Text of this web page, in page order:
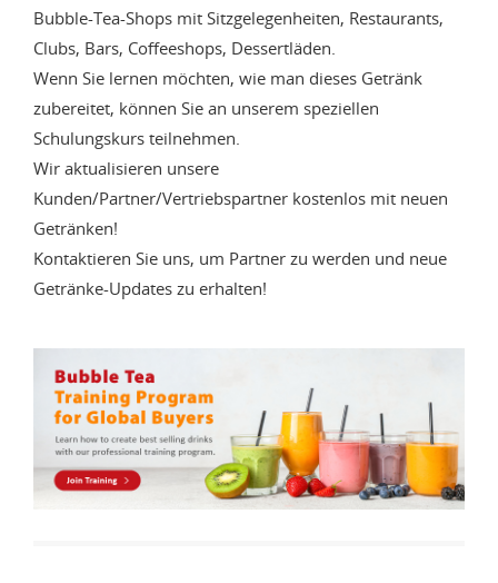
Bubble-Tea-Shops mit Sitzgelegenheiten, Restaurants,
Clubs, Bars, Coffeeshops, Dessertläden.
Wenn Sie lernen möchten, wie man dieses Getränk
zubereitet, können Sie an unserem speziellen
Schulungskurs teilnehmen.
Wir aktualisieren unsere
Kunden/Partner/Vertriebspartner kostenlos mit neuen
Getränken!
Kontaktieren Sie uns, um Partner zu werden und neue
Getränke-Updates zu erhalten!